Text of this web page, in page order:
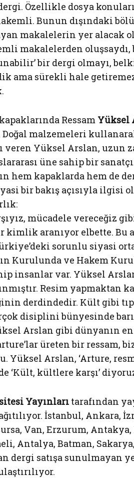
Özellikle dosya
Bunun dışındaki
makalelerin yer alacak
makalelerden oluşsaydı,
bir dergi olmayı,
ama sürekli hale
Ressam Yüksel
Doğal malzemeleri
veren Yüksel Arslan, uzun
üne sahip bir
hem kapaklarda hem de
bir bakış açısıyla ilgisi
mücadele vereceğiz
kimlik aranıyor elbette. Bu
sorunlu siyasi
Kurulunda ve Hakem
insanlar var. Yüksel
Resim yapmaktan
derdindedir. Kült gibi
disiplini bünyesinde
Arslan gibi dünyanın
üreten bir ressam,
Yüksel Arslan, ‘Arture,
‘Kült, kültlere karşı’
Yayınları tarafından
İstanbul, Ankara,
Van, Erzurum,
Antalya, Batman, Sakarya,
dergi satışa sunulmayan